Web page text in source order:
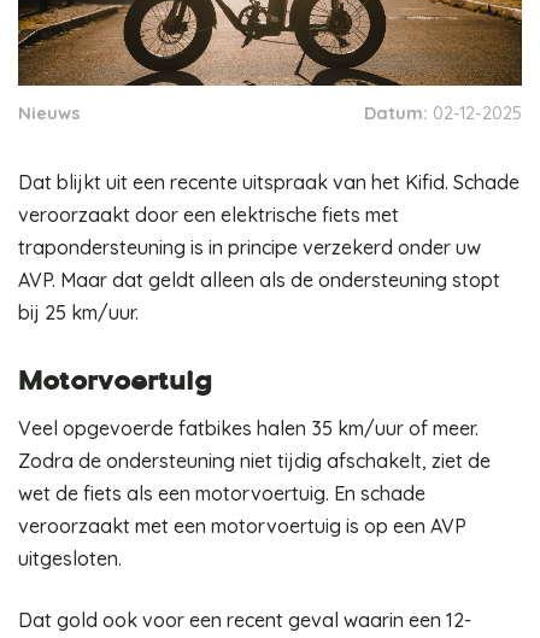
Nieuws Datum: 02-12-2025
Dat blijkt uit een recente uitspraak van het Kifid. Schade
veroorzaakt door een elektrische fiets met
trapondersteuning is in principe verzekerd onder uw
AVP. Maar dat geldt alleen als de ondersteuning stopt
bij 25 km/uur.
Motorvoertuig
Veel opgevoerde fatbikes halen 35 km/uur of meer.
Zodra de ondersteuning niet tijdig afschakelt, ziet de
wet de fiets als een motorvoertuig. En schade
veroorzaakt met een motorvoertuig is op een AVP
uitgesloten.
Dat gold ook voor een recent geval waarin een 12-